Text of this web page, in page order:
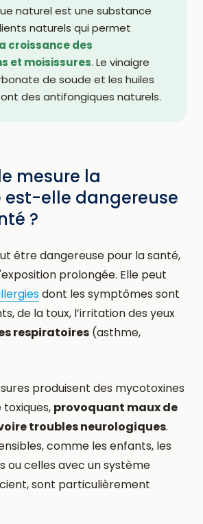
naturel est une substance
naturels qui permet
croissance des
et moisissures. Le vinaigre
de soude et les huiles
des antifongiques naturels.
mesure la
est-elle dangereuse
?
être dangereuse pour la santé,
prolongée. Elle peut
dont les symptômes sont
de la toux, l’irritation des yeux
respiratoires (asthme,
produisent des mycotoxines
provoquant maux de
troubles neurologiques.
comme les enfants, les
ou celles avec un système
sont particulièrement